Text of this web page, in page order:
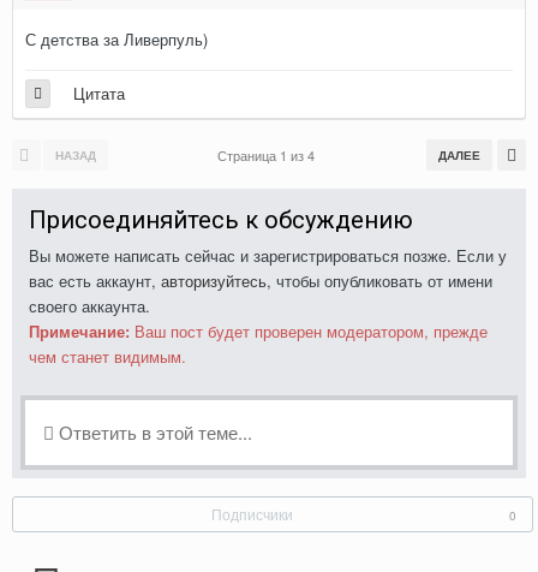
С детства за Ливерпуль)
Цитата
НАЗАД ДАЛЕЕ
Страница 1 из 4
Присоединяйтесь к обсуждению
Вы можете написать сейчас и зарегистрироваться позже. Если у
вас есть аккаунт, авторизуйтесь, чтобы опубликовать от имени
своего аккаунта.
Примечание: Ваш пост будет проверен модератором, прежде
чем станет видимым.
Ответить в этой теме...
Подписчики 0